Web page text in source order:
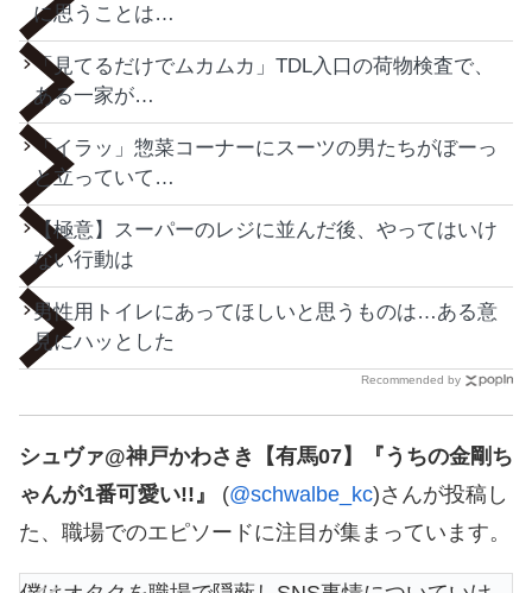
に思うことは…
「見てるだけでムカムカ」TDL入口の荷物検査で、
ある一家が…
「イラッ」惣菜コーナーにスーツの男たちがぼーっ
と立っていて…
【極意】スーパーのレジに並んだ後、やってはいけ
ない行動は
男性用トイレにあってほしいと思うものは…ある意
見にハッとした
Recommended by
シュヴァ@神戸かわさき【有馬07】『うちの金剛ち
ゃんが1番可愛い!!』
(@schwalbe_kc)さんが投稿し
た、職場でのエピソードに注目が集まっています。